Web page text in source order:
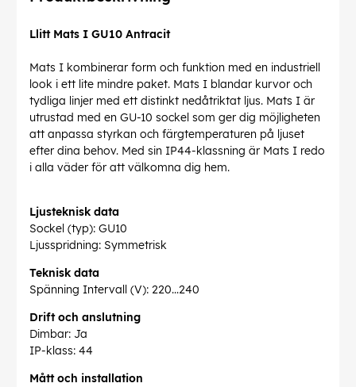
Llitt Mats I GU10 Antracit
Mats I kombinerar form och funktion med en industriell
look i ett lite mindre paket. Mats I blandar kurvor och
tydliga linjer med ett distinkt nedåtriktat ljus. Mats I är
utrustad med en GU-10 sockel som ger dig möjligheten
att anpassa styrkan och färgtemperaturen på ljuset
efter dina behov. Med sin IP44-klassning är Mats I redo
i alla väder för att välkomna dig hem.
Ljusteknisk data
Sockel (typ): GU10
Ljusspridning: Symmetrisk
Teknisk data
Spänning Intervall (V): 220...240
Drift och anslutning
Dimbar: Ja
IP-klass: 44
Mått och installation